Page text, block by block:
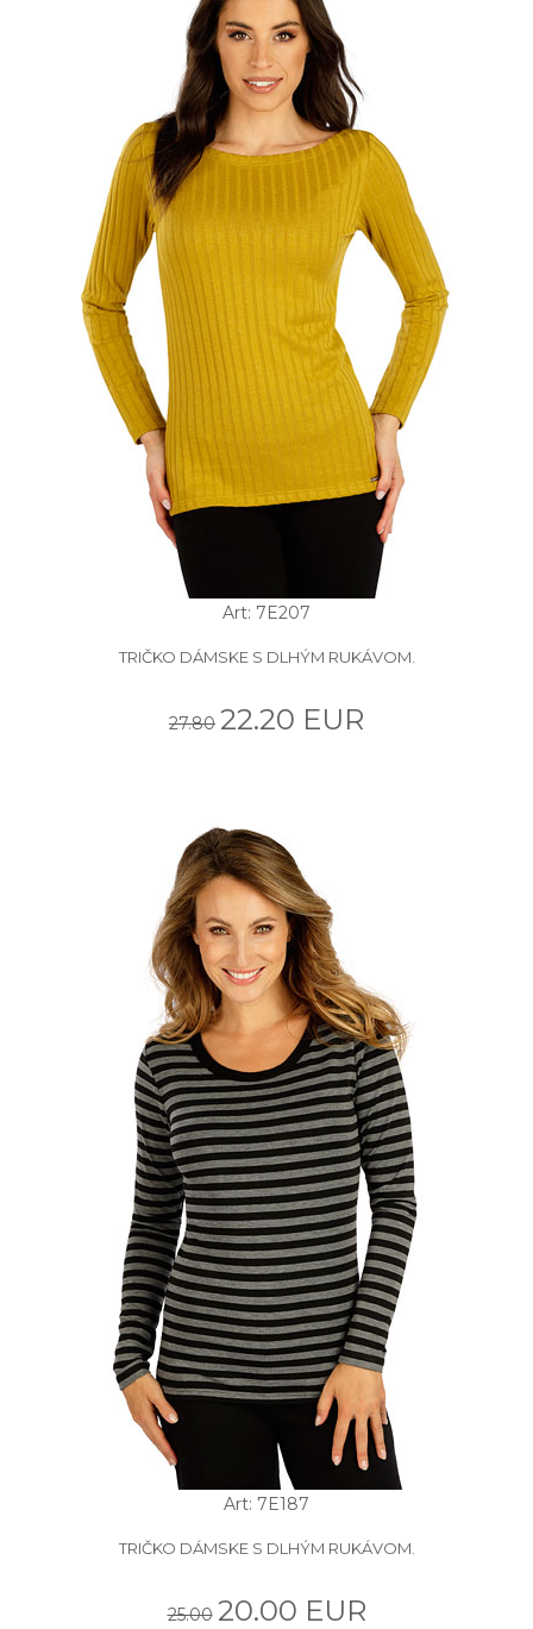
Art: 7E207
TRIČKO DÁMSKE S DLHÝM RUKÁVOM.
27.80 22.20 EUR
Art: 7E187
TRIČKO DÁMSKE S DLHÝM RUKÁVOM.
25.00 20.00 EUR